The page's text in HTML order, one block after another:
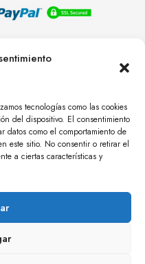
tecnologías como las cookies
del dispositivo. El consentimiento
datos como el comportamiento de
este sitio. No consentir o retirar el
a ciertas características y
COMUNICACIÓN